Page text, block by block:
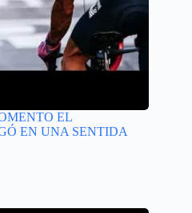
EL
EN UNA SENTIDA